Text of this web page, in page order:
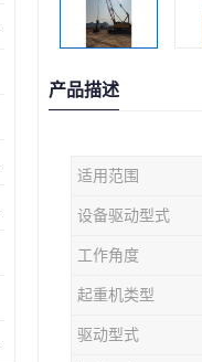
产品描述
适用范围
设备驱动型式
工作角度
起重机类型
驱动型式